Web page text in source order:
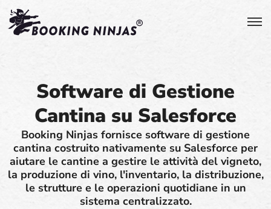
Software di Gestione
Cantina su Salesforce
Booking Ninjas fornisce software di gestione
cantina costruito nativamente su Salesforce per
aiutare le cantine a gestire le attività del vigneto,
la produzione di vino, l'inventario, la distribuzione,
le strutture e le operazioni quotidiane in un
sistema centralizzato.